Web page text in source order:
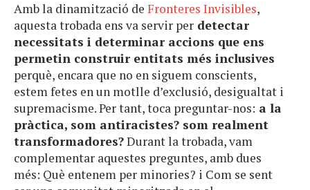
Amb la dinamització de Fronteres Invisibles,
aquesta trobada ens va servir per detectar
necessitats i determinar accions que ens
permetin construir entitats més inclusives
perquè, encara que no en siguem conscients,
estem fetes en un motlle d’exclusió, desigualtat i
supremacisme. Per tant, toca preguntar-nos: a la
pràctica, som antiracistes? som realment
transformadores?Durant la trobada, vam
complementar aquestes preguntes, amb dues
més: Què entenem per minories? i Com se sent